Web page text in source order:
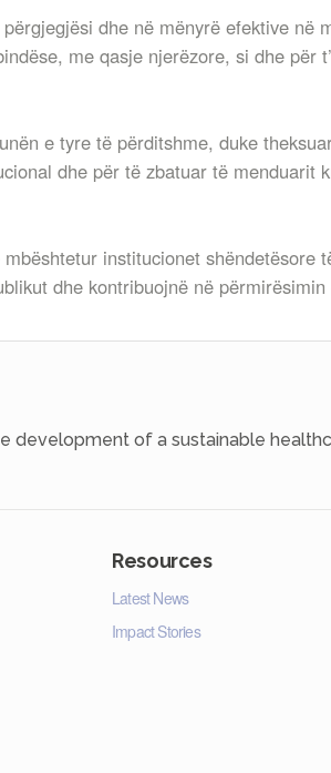
dhe në mënyrë efektive në
me qasje njerëzore, si dhe për
e tyre të përditshme, duke
dhe për të zbatuar të
institucionet shëndetësore
dhe kontribuojnë në
development of a sustainable
Resources
Latest News
Impact Stories